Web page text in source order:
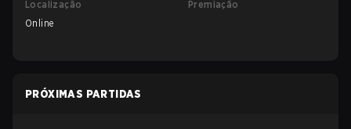
Localização
Online
Premiação
PRÓXIMAS PARTIDAS